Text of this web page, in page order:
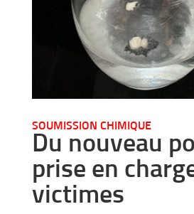
SOUMISSION CHIMIQUE
Du nouveau
prise en
victimes